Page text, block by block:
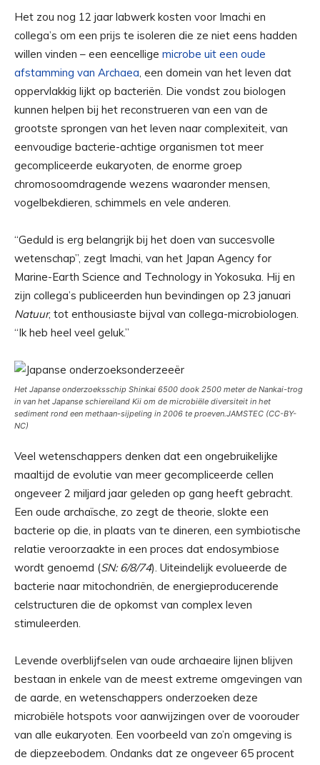
Het zou nog 12 jaar labwerk kosten voor Imachi en
collega’s om een ​​prijs te isoleren die ze niet eens hadden
willen vinden – een eencellige microbe uit een oude
afstamming van Archaea, een domein van het leven dat
oppervlakkig lijkt op bacteriën. Die vondst zou biologen
kunnen helpen bij het reconstrueren van een van de
grootste sprongen van het leven naar complexiteit, van
eenvoudige bacterie-achtige organismen tot meer
gecompliceerde eukaryoten, de enorme groep
chromosoomdragende wezens waaronder mensen,
vogelbekdieren, schimmels en vele anderen.
“Geduld is erg belangrijk bij het doen van succesvolle
wetenschap”, zegt Imachi, van het Japan Agency for
Marine-Earth Science and Technology in Yokosuka. Hij en
zijn collega’s publiceerden hun bevindingen op 23 januari
Natuur, tot enthousiaste bijval van collega-microbiologen.
“Ik heb heel veel geluk.”
Het Japanse onderzoeksschip Shinkai 6500 dook 2500 meter de Nankai-trog
in van het Japanse schiereiland Kii om de microbiële diversiteit in het
sediment rond een methaan-sijpeling in 2006 te proeven.JAMSTEC (CC-BY-
NC)
Veel wetenschappers denken dat een ongebruikelijke
maaltijd de evolutie van meer gecompliceerde cellen
ongeveer 2 miljard jaar geleden op gang heeft gebracht.
Een oude archaïsche, zo zegt de theorie, slokte een
bacterie op die, in plaats van te dineren, een symbiotische
relatie veroorzaakte in een proces dat endosymbiose
wordt genoemd (SN: 6/8/74). Uiteindelijk evolueerde de
bacterie naar mitochondriën, de energieproducerende
celstructuren die de opkomst van complex leven
stimuleerden.
Levende overblijfselen van oude archaeaire lijnen blijven
bestaan ​​in enkele van de meest extreme omgevingen van
de aarde, en wetenschappers onderzoeken deze
microbiële hotspots voor aanwijzingen over de voorouder
van alle eukaryoten. Een voorbeeld van zo’n omgeving is
de diepzeebodem. Ondanks dat ze ongeveer 65 procent